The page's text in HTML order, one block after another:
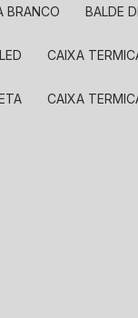
BRANCO BALDE
CAIXA
CAIXA